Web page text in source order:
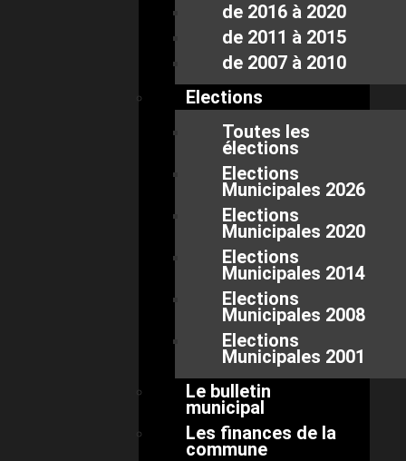
de 2016 à 2020
de 2011 à 2015
de 2007 à 2010
Elections
Toutes les
élections
Elections
Municipales 2026
Elections
Municipales 2020
Elections
Municipales 2014
Elections
Municipales 2008
Elections
Municipales 2001
Le bulletin
municipal
Les finances de la
commune